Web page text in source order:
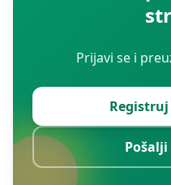
Prijavi se i